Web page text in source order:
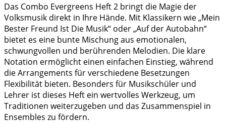
Das Combo Evergreens Heft 2 bringt die Magie der
Volksmusik direkt in Ihre Hände. Mit Klassikern wie „Mein
Bester Freund Ist Die Musik“ oder „Auf der Autobahn“
bietet es eine bunte Mischung aus emotionalen,
schwungvollen und berührenden Melodien. Die klare
Notation ermöglicht einen einfachen Einstieg, während
die Arrangements für verschiedene Besetzungen
Flexibilität bieten. Besonders für Musikschüler und
Lehrer ist dieses Heft ein wertvolles Werkzeug, um
Traditionen weiterzugeben und das Zusammenspiel in
Ensembles zu fördern.